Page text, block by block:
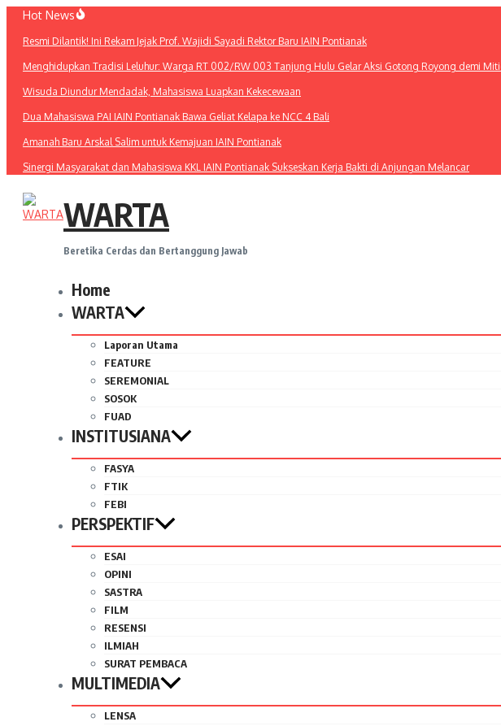
Lewati
konten
Hot News
Resmi Dilantik! Ini Rekam Jejak Prof. Wajidi Sayadi Rektor Baru IAIN Pontianak
Menghidupkan Tradisi Leluhur: Warga RT 002/RW 003 Tanjung Hulu Gelar Aksi Gotong Royong demi
Wisuda Diundur Mendadak, Mahasiswa Luapkan Kekecewaan
Dua Mahasiswa PAI IAIN Pontianak Bawa Geliat Kelapa ke NCC 4 Bali
Amanah Baru Arskal Salim untuk Kemajuan IAIN Pontianak
Sinergi Masyarakat dan Mahasiswa KKL IAIN Pontianak Sukseskan Kerja Bakti di Anjungan Melancar
WARTA
Beretika Cerdas dan Bertanggung Jawab
Home
WARTA
Laporan Utama
FEATURE
SEREMONIAL
SOSOK
FUAD
INSTITUSIANA
FASYA
FTIK
FEBI
PERSPEKTIF
ESAI
OPINI
SASTRA
FILM
RESENSI
ILMIAH
SURAT PEMBACA
MULTIMEDIA
LENSA